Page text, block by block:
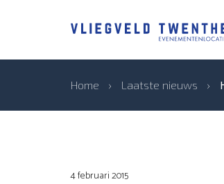
Home › Laatste nieuws ›
4 februari 2015